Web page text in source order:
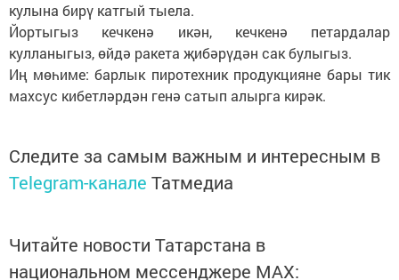
кулына бирү катгый тыела.
Йортыгыз кечкенә икән, кечкенә петардалар
кулланыгыз, өйдә ракета җибәрүдән сак булыгыз.
Иң мөһиме: барлык пиротехник продукцияне бары тик
махсус кибетләрдән генә сатып алырга кирәк.
Следите за самым важным и интересным в
Telegram-канале Татмедиа
Читайте новости Татарстана в
национальном мессенджере MАХ: